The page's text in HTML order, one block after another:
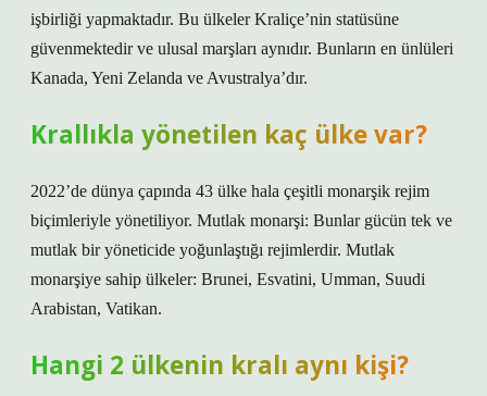
işbirliği yapmaktadır. Bu ülkeler Kraliçe’nin statüsüne
güvenmektedir ve ulusal marşları aynıdır. Bunların en ünlüleri
Kanada, Yeni Zelanda ve Avustralya’dır.
Krallıkla yönetilen kaç ülke var?
2022’de dünya çapında 43 ülke hala çeşitli monarşik rejim
biçimleriyle yönetiliyor. Mutlak monarşi: Bunlar gücün tek ve
mutlak bir yöneticide yoğunlaştığı rejimlerdir. Mutlak
monarşiye sahip ülkeler: Brunei, Esvatini, Umman, Suudi
Arabistan, Vatikan.
Hangi 2 ülkenin kralı aynı kişi?